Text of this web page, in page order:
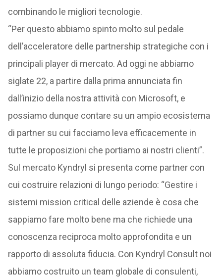
combinando le migliori tecnologie.
“Per questo abbiamo spinto molto sul pedale
dell’acceleratore delle partnership strategiche con i
principali player di mercato. Ad oggi ne abbiamo
siglate 22, a partire dalla prima annunciata fin
dall’inizio della nostra attività con Microsoft, e
possiamo dunque contare su un ampio ecosistema
di partner su cui facciamo leva efficacemente in
tutte le proposizioni che portiamo ai nostri clienti”.
Sul mercato Kyndryl si presenta come partner con
cui costruire relazioni di lungo periodo: “Gestire i
sistemi mission critical delle aziende è cosa che
sappiamo fare molto bene ma che richiede una
conoscenza reciproca molto approfondita e un
rapporto di assoluta fiducia. Con Kyndryl Consult noi
abbiamo costruito un team globale di consulenti,